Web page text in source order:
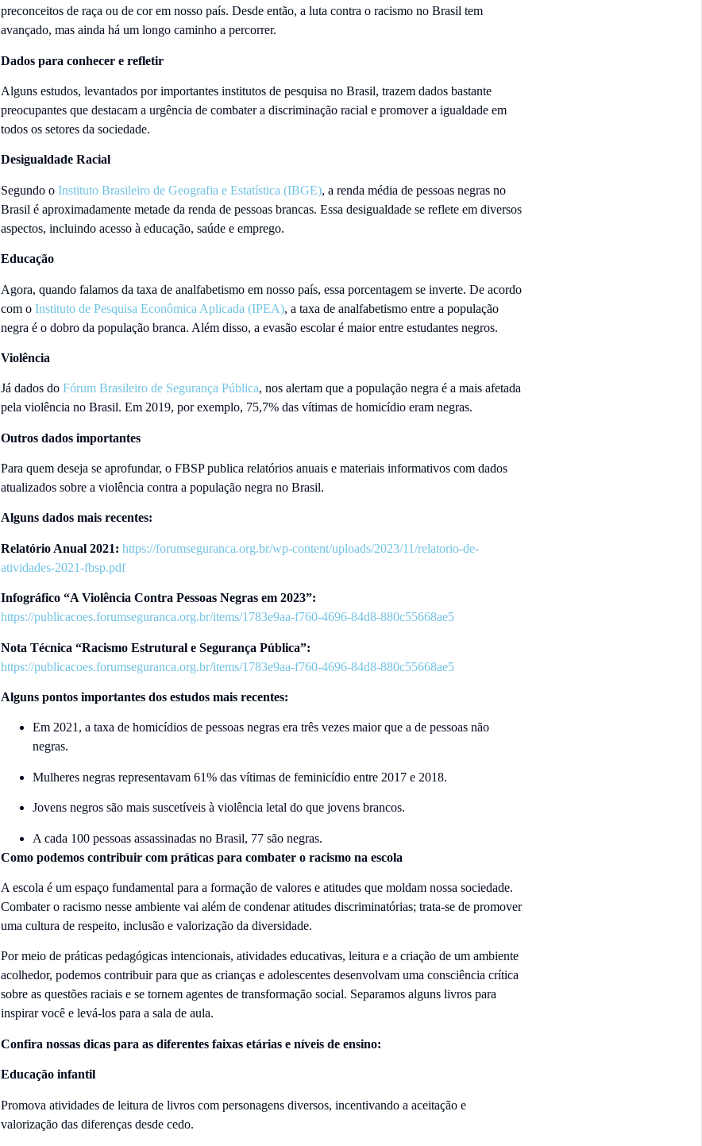
preconceitos de raça ou de cor em nosso país. Desde então, a luta contra o racismo no Brasil tem
avançado, mas ainda há um longo caminho a percorrer.
Dados para conhecer e refletir
Alguns estudos, levantados por importantes institutos de pesquisa no Brasil, trazem dados bastante
preocupantes que destacam a urgência de combater a discriminação racial e promover a igualdade em
todos os setores da sociedade.
Desigualdade Racial
Segundo o Instituto Brasileiro de Geografia e Estatística (IBGE), a renda média de pessoas negras no
Brasil é aproximadamente metade da renda de pessoas brancas. Essa desigualdade se reflete em diversos
aspectos, incluindo acesso à educação, saúde e emprego.
Educação
Agora, quando falamos da taxa de analfabetismo em nosso país, essa porcentagem se inverte. De acordo
com o Instituto de Pesquisa Econômica Aplicada (IPEA), a taxa de analfabetismo entre a população
negra é o dobro da população branca. Além disso, a evasão escolar é maior entre estudantes negros.
Violência
Já dados do Fórum Brasileiro de Segurança Pública, nos alertam que a população negra é a mais afetada
pela violência no Brasil. Em 2019, por exemplo, 75,7% das vítimas de homicídio eram negras.
Outros dados importantes
Para quem deseja se aprofundar, o FBSP publica relatórios anuais e materiais informativos com dados
atualizados sobre a violência contra a população negra no Brasil.
Alguns dados mais recentes:
Relatório Anual 2021: https://forumseguranca.org.br/wp-content/uploads/2023/11/relatorio-de-
atividades-2021-fbsp.pdf
Infográfico “A Violência Contra Pessoas Negras em 2023”:
https://publicacoes.forumseguranca.org.br/items/1783e9aa-f760-4696-84d8-880c55668ae5
Nota Técnica “Racismo Estrutural e Segurança Pública”:
https://publicacoes.forumseguranca.org.br/items/1783e9aa-f760-4696-84d8-880c55668ae5
Alguns pontos importantes dos estudos mais recentes:
Em 2021, a taxa de homicídios de pessoas negras era três vezes maior que a de pessoas não
negras.
Mulheres negras representavam 61% das vítimas de feminicídio entre 2017 e 2018.
Jovens negros são mais suscetíveis à violência letal do que jovens brancos.
A cada 100 pessoas assassinadas no Brasil, 77 são negras.
Como podemos contribuir com práticas para combater o racismo na escola
A escola é um espaço fundamental para a formação de valores e atitudes que moldam nossa sociedade.
Combater o racismo nesse ambiente vai além de condenar atitudes discriminatórias; trata-se de promover
uma cultura de respeito, inclusão e valorização da diversidade.
Por meio de práticas pedagógicas intencionais, atividades educativas, leitura e a criação de um ambiente
acolhedor, podemos contribuir para que as crianças e adolescentes desenvolvam uma consciência crítica
sobre as questões raciais e se tornem agentes de transformação social. Separamos alguns livros para
inspirar você e levá-los para a sala de aula.
Confira nossas dicas para as diferentes faixas etárias e níveis de ensino:
Educação infantil
Promova atividades de leitura de livros com personagens diversos, incentivando a aceitação e
valorização das diferenças desde cedo.